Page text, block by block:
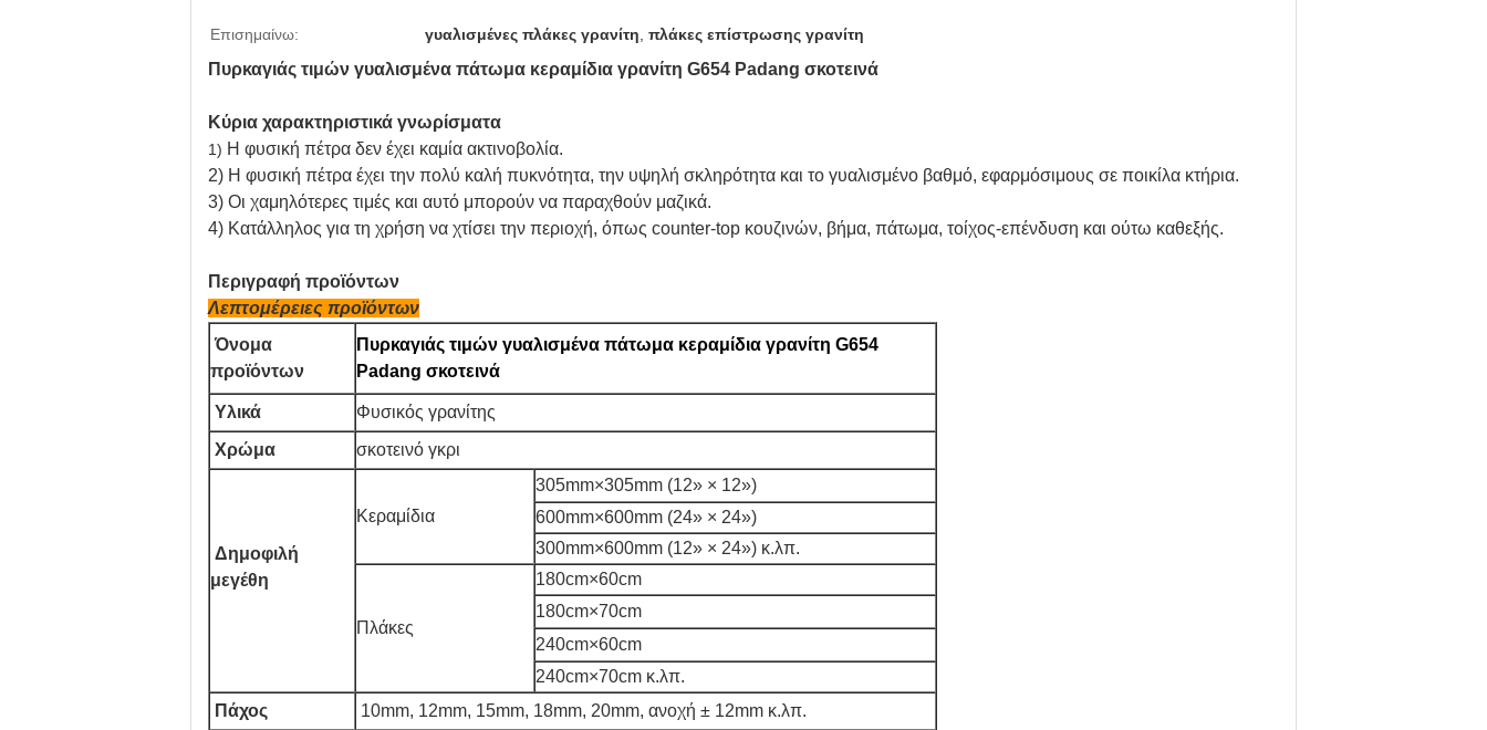
Επισημαίνω: γυαλισμένες πλάκες γρανίτη πλάκες επίστρωσης γρανίτη
Πυρκαγιάς τιμών γυαλισμένα πάτωμα κεραμίδια γρανίτη G654 Padang σκοτεινά
Κύρια χαρακτηριστικά γνωρίσματα
1) Η φυσική πέτρα δεν έχει καμία ακτινοβολία.
2) Η φυσική πέτρα έχει την πολύ καλή πυκνότητα, την υψηλή σκληρότητα και το γυαλισμένο βαθμό, εφαρμόσιμους σε ποικίλα κτήρια.
3) Οι χαμηλότερες τιμές και αυτό μπορούν να παραχθούν μαζικά.
4) Κατάλληλος για τη χρήση να χτίσει την περιοχή, όπως counter-top κουζινών, βήμα, πάτωμα, τοίχος-επένδυση και ούτω καθεξής.
Περιγραφή προϊόντων
Λεπτομέρειες προϊόντων
Όνομα
προϊόντων
Πυρκαγιάς τιμών γυαλισμένα πάτωμα κεραμίδια γρανίτη G654
Padang σκοτεινά
Υλικά
Φυσικός γρανίτης
Χρώμα
σκοτεινό γκρι
Δημοφιλή
μεγέθη
Κεραμίδια
305mm×305mm (12» × 12»)
600mm×600mm (24» × 24»)
300mm×600mm (12» × 24») κ.λπ.
Πλάκες
180cm×60cm
180cm×70cm
240cm×60cm
240cm×70cm κ.λπ.
Πάχος
10mm, 12mm, 15mm, 18mm, 20mm, ανοχή ± 12mm κ.λπ.